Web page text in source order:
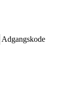
Adgangskode